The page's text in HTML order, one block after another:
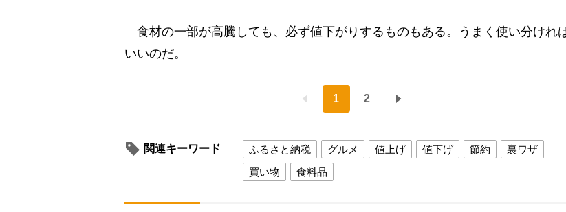
食材の一部が高騰しても、必ず値下がりするものもある。うまく使い分けれ
いいのだ。
1 2
関連キーワード ふるさと納税 グルメ 値上げ 値下げ 節約
裏ワザ
買い物
食料品